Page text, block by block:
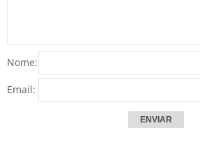
Nome:
Email: